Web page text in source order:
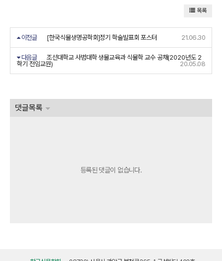
목록
이전글 [한국식물생명공학회]정기 학술발표회 포스터 21.06.30
다음글
조선대학교 사범대학 생물교육과 식물학 교수 공채(2020년도 2
학기 전임교원)
20.05.08
댓글목록
등록된 댓글이 없습니다.